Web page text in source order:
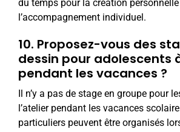
du temps pour la création
l’accompagnement individuel.
10. Proposez-vous des
dessin pour adolescents
pendant les vacances ?
Il n’y a pas de stage en groupe pour
l’atelier pendant les vacances
particuliers peuvent être organisés